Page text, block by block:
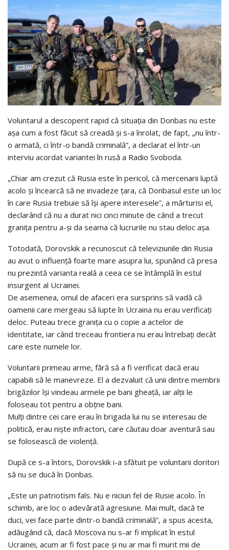
Voluntarul a descoperit rapid că situația din Donbas nu este
așa cum a fost făcut să creadă și s-a înrolat, de fapt, „nu într-
o armată, ci într-o bandă criminală”, a declarat el într-un
interviu acordat variantei în rusă a Radio Svoboda.
„Chiar am crezut că Rusia este în pericol, că mercenarii luptă
acolo și încearcă să ne invadeze țara, că Donbasul este un loc
în care Rusia trebuie să își apere interesele”, a mărturisi el,
declarând că nu a durat nici cinci minute de când a trecut
granița pentru a-și da seama că lucrurile nu stau deloc așa.
Totodată, Dorovskik a recunoscut că televiziunile din Rusia
au avut o influență foarte mare asupra lui, spunând că presa
nu prezintă varianta reală a ceea ce se întâmplă în estul
insurgent al Ucrainei.
De asemenea, omul de afaceri era sursprins să vadă că
oamenii care mergeau să lupte în Ucraina nu erau verificați
deloc. Puteau trece granița cu o copie a actelor de
identitate, iar când treceau frontiera nu erau întrebați decât
care este numele lor.
Voluntarii primeau arme, fără să a fi verificat dacă erau
capabili să le manevreze. El a dezvaluit că unii dintre membrii
brigăzilor își vindeau armele pe bani gheață, iar alții le
foloseau tot pentru a obțne bani.
Mulți dintre cei care erau în brigada lui nu se interesau de
politică, erau niște infractori, care căutau doar aventură sau
se folosească de violență.
După ce s-a întors, Dorovskik i-a sfătuit pe voluntarii doritori
să nu se ducă în Donbas.
„Este un patriotism fals. Nu e niciun fel de Rusie acolo. În
schimb, are loc o adevărată agresiune. Mai mult, dacă te
duci, vei face parte dintr-o bandă criminală”, a spus acesta,
adăugând că, dacă Moscova nu s-ar fi implicat în estul
Ucrainei, acum ar fi fost pace și nu ar mai fi murit mii de